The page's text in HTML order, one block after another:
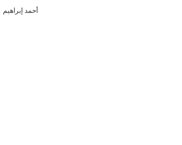
أحمد إبراهيم